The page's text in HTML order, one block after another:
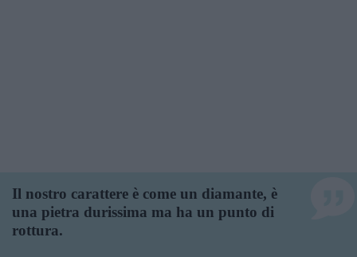
Il nostro carattere è come un diamante, è
una pietra durissima ma ha un punto di
rottura.